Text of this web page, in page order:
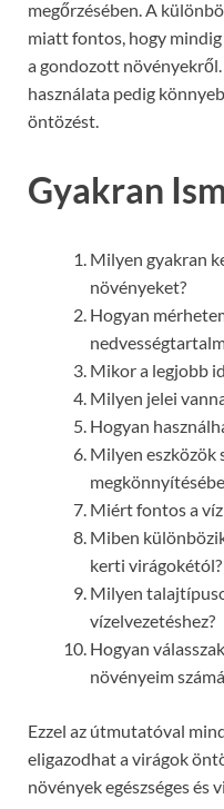
megőrzésében. A
miatt fontos, hogy
a gondozott
használata pedig
öntözést.
Gyakran
Milyen gyakran
növényeket?
Hogyan
Mikor a legjobb
Milyen jelei
Hogyan
Milyen eszközök
Miért fontos a víz
Miben
kerti virágokétól?
Milyen
vízelvezetéshez?
Hogyan
növényeim
Ezzel az útmutatóval
eligazodhat a virágok
növények egészséges és